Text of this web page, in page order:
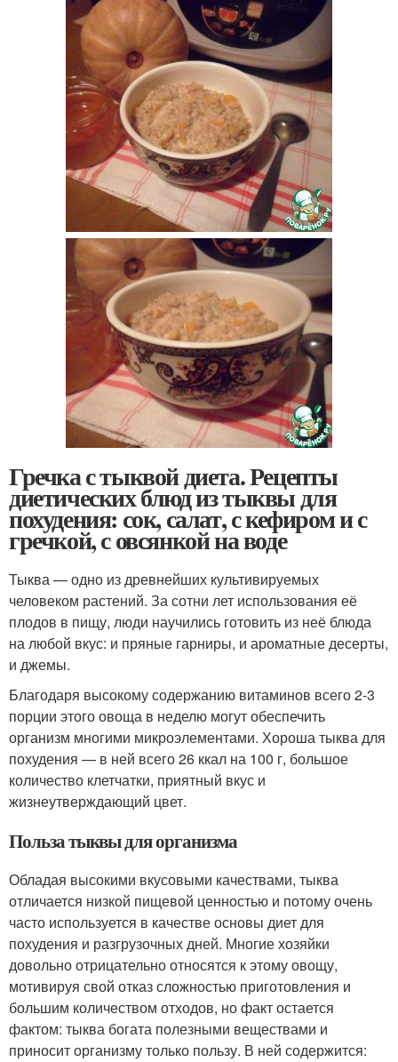
Гречка с тыквой диета. Рецепты
диетических блюд из тыквы для
похудения: сок, салат, с кефиром и с
гречкой, с овсянкой на воде
Тыква — одно из древнейших культивируемых
человеком растений. За сотни лет использования её
плодов в пищу, люди научились готовить из неё блюда
на любой вкус: и пряные гарниры, и ароматные десерты,
и джемы.
Благодаря высокому содержанию витаминов всего 2-3
порции этого овоща в неделю могут обеспечить
организм многими микроэлементами. Хороша тыква для
похудения — в ней всего 26 ккал на 100 г, большое
количество клетчатки, приятный вкус и
жизнеутверждающий цвет.
Польза тыквы для организма
Обладая высокими вкусовыми качествами, тыква
отличается низкой пищевой ценностью и потому очень
часто используется в качестве основы диет для
похудения и разгрузочных дней. Многие хозяйки
довольно отрицательно относятся к этому овощу,
мотивируя свой отказ сложностью приготовления и
большим количеством отходов, но факт остается
фактом: тыква богата полезными веществами и
приносит организму только пользу. В ней содержится: